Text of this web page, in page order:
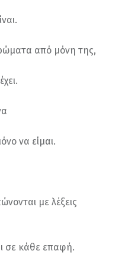
από μόνη της,
να είμαι.
με λέξεις
σε κάθε επαφή.